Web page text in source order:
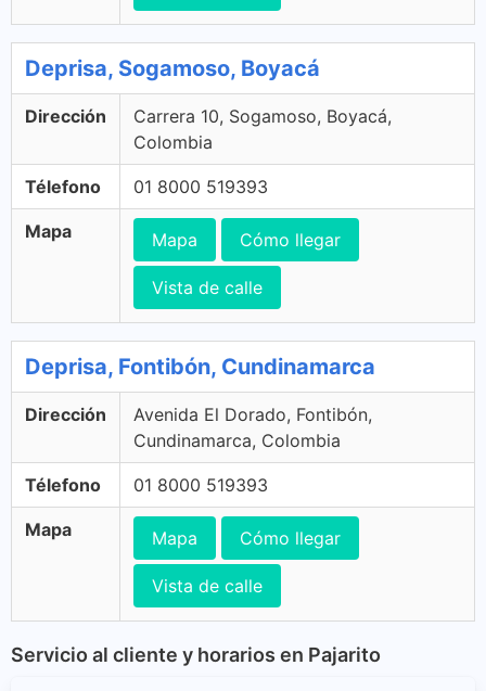
Deprisa, Sogamoso, Boyacá
Dirección
Carrera 10, Sogamoso, Boyacá,
Colombia
Télefono 01 8000 519393
Mapa Mapa Cómo llegar
Vista de calle
Deprisa, Fontibón, Cundinamarca
Dirección
Avenida El Dorado, Fontibón,
Cundinamarca, Colombia
Télefono 01 8000 519393
Mapa Mapa Cómo llegar
Vista de calle
Servicio al cliente y horarios en Pajarito